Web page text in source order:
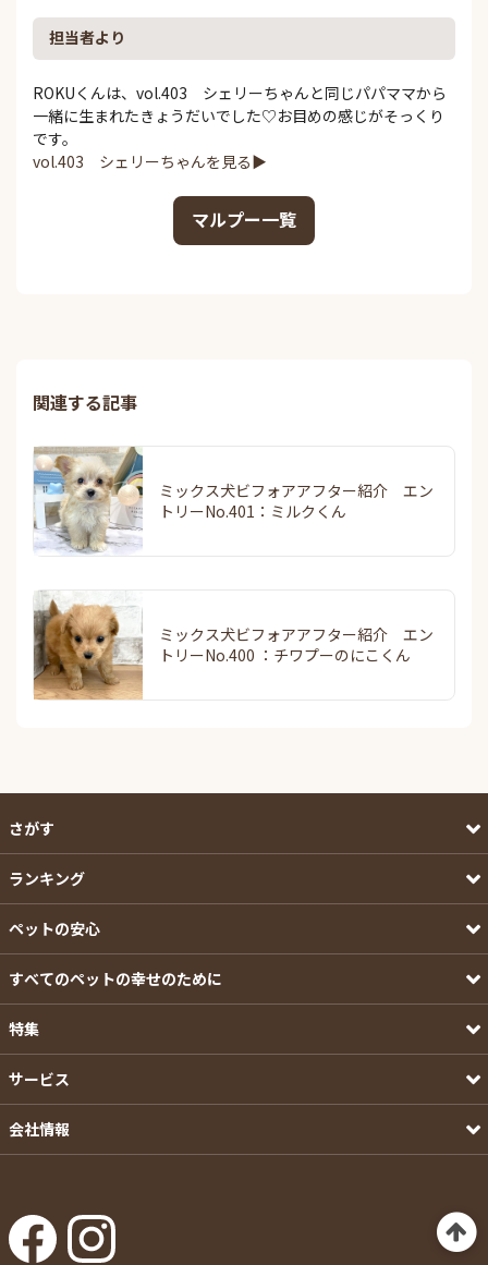
担当者より
ROKUくんは、vol.403 シェリーちゃんと同じパパママから
一緒に生まれたきょうだいでした♡お目めの感じがそっくり
です。
vol.403 シェリーちゃんを見る▶
マルプー一覧
関連する記事
ミックス犬ビフォアアフター紹介 エン
トリーNo.401：ミルクくん
ミックス犬ビフォアアフター紹介 エン
トリーNo.400 ：チワプーのにこくん
さがす
ランキング
ペットの安心
すべてのペットの幸せのために
特集
サービス
会社情報